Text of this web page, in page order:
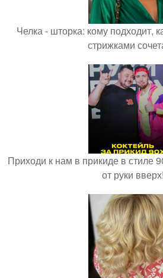
Челка - шторка: кому подходит,
стрижками
Приходи к нам в прикиде в стиле
от руки вверх!